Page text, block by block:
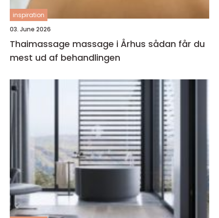
inspiration
03. June 2026
Thaimassage massage i Århus sådan får du
mest ud af behandlingen